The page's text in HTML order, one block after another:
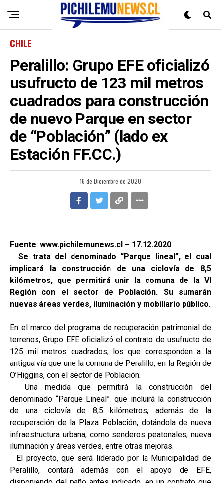
CHILE
Peralillo: Grupo EFE oficializó
usufructo de 123 mil metros
cuadrados para construcción
de nuevo Parque en sector
de “Población” (lado ex
Estación FF.CC.)
16 de Diciembre de 2020
Fuente: www.pichilemunews.cl – 17.12.2020
Se trata del denominado “Parque lineal”, el cual
implicará la construcción de una ciclovía de 8,5
kilómetros, que permitirá unir la comuna de la VI
Región con el sector de Población. Su sumarán
nuevas áreas verdes, iluminación y mobiliario público.
En el marco del programa de recuperación patrimonial de
terrenos, Grupo EFE oficializó el contrato de usufructo de
125 mil metros cuadrados, los que corresponden a la
antigua vía que une la comuna de Peralillo, en la Región de
O’Higgins, con el sector de Población.
Una medida que permitirá la construcción del
denominado “Parque Lineal”, que incluirá la construcción
de una ciclovía de 8,5 kilómetros, además de la
recuperación de la Plaza Población, dotándola de nueva
infraestructura urbana, como senderos peatonales, nueva
iluminación y áreas verdes, entre otras mejoras.
El proyecto, que será liderado por la Municipalidad de
Peralillo, contará además con el apoyo de EFE,